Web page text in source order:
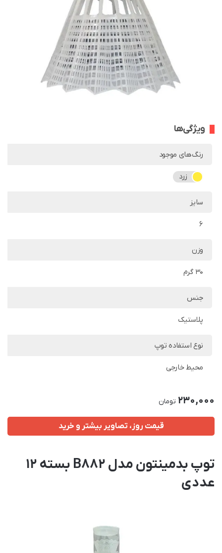
ویژگی‌ها
رنگ‌های موجود
زرد
سایز
6
وزن
30 گرم
جنس
پلاستیک
نوع استفاده توپ
محیط خارجی
230,000 تومان
قیمت روز، تصاویر بیشتر و خرید
توپ بدمینتون مدل B882 بسته 12
عددی